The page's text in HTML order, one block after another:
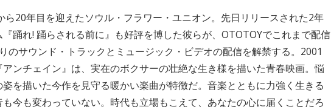
ら20年目を迎えたソウル・フラワー・ユニオン。先日リリースされた2年
踊れ! 踊らされる前に』も好評を博した彼らが、OTOTOYでこれまで配信
のサウンド・トラックとミュージック・ビデオの配信を解禁する。2001
ンチェイン』は、実在のボクサーの壮絶な生き様を描いた青春映画。悩
を描いた今作を見守る暖かい楽曲が特徴だ。音楽とともに力強く生きる
今も変わっていない。時代も立場もこえて、あなたの心に届くことだろ